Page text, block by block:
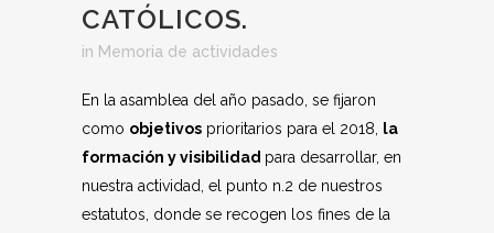
CATÓLICOS.
in Memoria de actividades
En la asamblea del año pasado, se fijaron
como objetivos prioritarios para el 2018,
la
formación y visibilidad para desarrollar, en
nuestra actividad, el punto n.2 de nuestros
estatutos, donde se recogen los fines de la